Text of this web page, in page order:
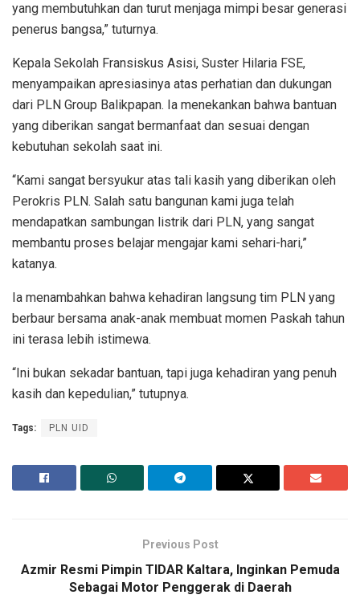
yang membutuhkan dan turut menjaga mimpi besar generasi
penerus bangsa,” tuturnya.
Kepala Sekolah Fransiskus Asisi, Suster Hilaria FSE,
menyampaikan apresiasinya atas perhatian dan dukungan
dari PLN Group Balikpapan. Ia menekankan bahwa bantuan
yang diberikan sangat bermanfaat dan sesuai dengan
kebutuhan sekolah saat ini.
“Kami sangat bersyukur atas tali kasih yang diberikan oleh
Perokris PLN. Salah satu bangunan kami juga telah
mendapatkan sambungan listrik dari PLN, yang sangat
membantu proses belajar mengajar kami sehari-hari,”
katanya.
Ia menambahkan bahwa kehadiran langsung tim PLN yang
berbaur bersama anak-anak membuat momen Paskah tahun
ini terasa lebih istimewa.
“Ini bukan sekadar bantuan, tapi juga kehadiran yang penuh
kasih dan kepedulian,” tutupnya.
Tags: PLN UID
Previous Post
Azmir Resmi Pimpin TIDAR Kaltara, Inginkan Pemuda
Sebagai Motor Penggerak di Daerah